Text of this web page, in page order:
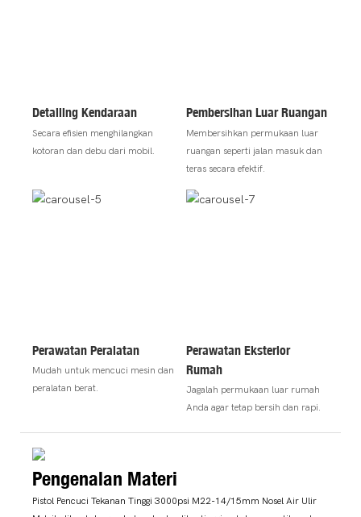
Detailing Kendaraan
Secara efisien menghilangkan
kotoran dan debu dari mobil.
Pembersihan Luar Ruangan
Membersihkan permukaan luar
ruangan seperti jalan masuk dan
teras secara efektif.
Perawatan Peralatan
Mudah untuk mencuci mesin dan
peralatan berat.
Perawatan Eksterior
Rumah
Jagalah permukaan luar rumah
Anda agar tetap bersih dan rapi.
Pengenalan Materi
Pistol Pencuci Tekanan Tinggi 3000psi M22-14/15mm Nosel Air Ulir